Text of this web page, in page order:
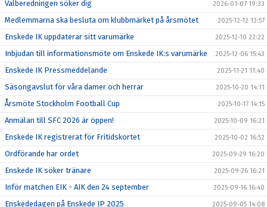
Valberedningen söker dig 2026-01-07 19:33
Medlemmarna ska besluta om klubbmärket på årsmötet 2025-12-12 13:57
Enskede IK uppdaterar sitt varumärke 2025-12-10 22:22
Inbjudan till informationsmöte om Enskede IK:s varumärke 2025-12-06 15:43
Enskede IK Pressmeddelande 2025-11-21 11:40
Säsongavslut för våra damer och herrar 2025-10-20 14:11
Årsmöte Stockholm Football Cup 2025-10-17 14:15
Anmälan till SFC 2026 är öppen! 2025-10-09 16:21
Enskede IK registrerat för Fritidskortet 2025-10-02 16:52
Ordförande har ordet 2025-09-29 16:20
Enskede IK söker tränare 2025-09-26 16:21
Inför matchen EIK - AIK den 24 september 2025-09-16 16:40
Enskededagen på Enskede IP 2025 2025-09-05 14:08